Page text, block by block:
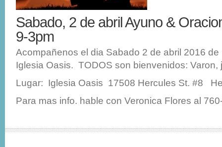
Sabado, 2 de abril Ayuno &
9-3pm
Acompañenos el dia Sabado 2 de abril 2016 de
Iglesia Oasis. TODOS son bienvenidos: Varon,
Lugar: Iglesia Oasis 17508 Hercules St. #8
Para mas info. hable con Veronica Flores al